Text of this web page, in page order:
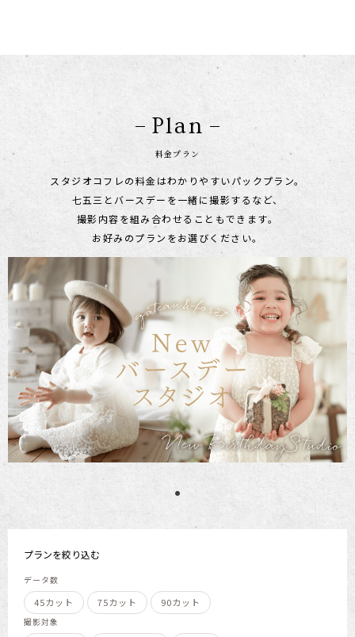
Plan
料金プラン
スタジオコフレの料金はわかりやすいパックプラン。
七五三とバースデーを一緒に撮影するなど、
撮影内容を組み合わせることもできます。
お好みのプランをお選びください。
プランを絞り込む
データ数
45カット 75カット 90カット
撮影対象